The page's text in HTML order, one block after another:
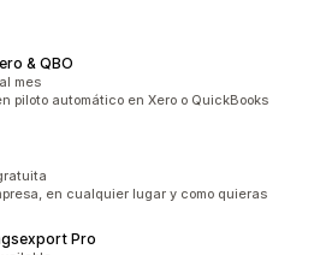
& QBO
mes
piloto automático en Xero o QuickBooks
en cualquier lugar y como quieras
Pro